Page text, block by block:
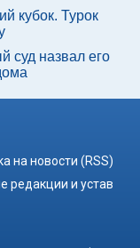
кубок. Турок
суд назвал его
на новости (RSS)
редакции и устав